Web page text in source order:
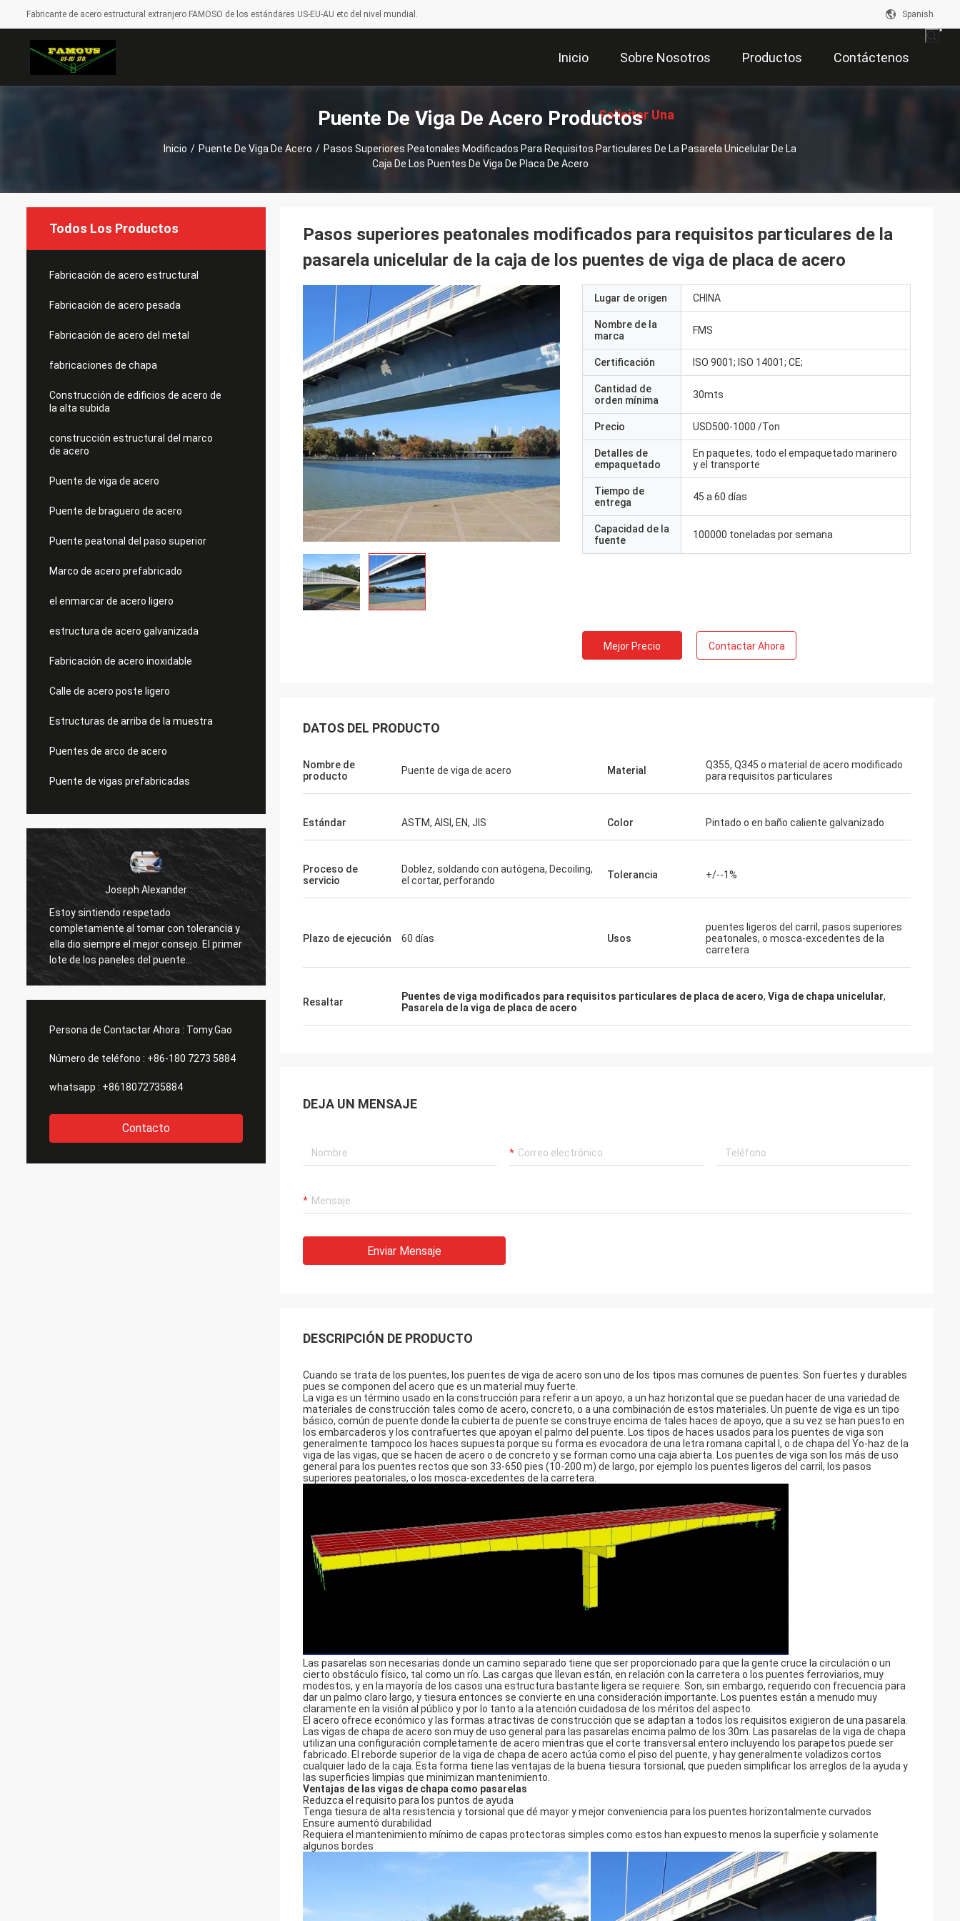
Fabricante de acero estructural extranjero FAMOSO de los estándares US-EU-AU etc del nivel mundial. Spanish
Inicio Sobre Nosotros Productos Contáctenos
Solicitar Una
Puente De Viga De Acero Productos
Inicio / Puente De Viga De Acero / Pasos Superiores Peatonales Modificados Para Requisitos Particulares De La Pasarela Unicelular De La
Caja De Los Puentes De Viga De Placa De Acero
Todos Los Productos
Fabricación de acero estructural
Fabricación de acero pesada
Fabricación de acero del metal
fabricaciones de chapa
Construcción de edificios de acero de
la alta subida
construcción estructural del marco
de acero
Puente de viga de acero
Puente de braguero de acero
Puente peatonal del paso superior
Marco de acero prefabricado
el enmarcar de acero ligero
estructura de acero galvanizada
Fabricación de acero inoxidable
Calle de acero poste ligero
Estructuras de arriba de la muestra
Puentes de arco de acero
Puente de vigas prefabricadas
Joseph Alexander
Estoy sintiendo respetado
completamente al tomar con tolerancia y
ella dio siempre el mejor consejo. El primer
lote de los paneles del puente
conseguidos es grande también. gracias
contestan a preguntas con la paciencia,
Persona de Contactar Ahora : Tomy.Gao
Número de teléfono : +86-180 7273 5884
whatsapp : +8618072735884
Contacto
Pasos superiores peatonales modificados para requisitos particulares de la
pasarela unicelular de la caja de los puentes de viga de placa de acero
Lugar de origen CHINA
Nombre de la
marca
FMS
Certificación ISO 9001; ISO 14001; CE;
Cantidad de
orden mínima
30mts
Precio USD500-1000 /Ton
Detalles de
empaquetado
En paquetes, todo el empaquetado marinero
y el transporte
Tiempo de
entrega
45 a 60 días
Capacidad de la
fuente
100000 toneladas por semana
Mejor Precio Contactar Ahora
DATOS DEL PRODUCTO
Nombre de
producto
Puente de viga de acero Material
Q355, Q345 o material de acero modificado
para requisitos particulares
Estándar ASTM, AISI, EN, JIS Color Pintado o en baño caliente galvanizado
Proceso de
servicio
Doblez, soldando con autógena, Decoiling,
el cortar, perforando
Tolerancia +/--1%
Plazo de ejecución 60 días Usos
puentes ligeros del carril, pasos superiores
peatonales, o mosca-excedentes de la
carretera
Resaltar Puentes de viga modificados para requisitos particulares de placa de acero, Viga de chapa unicelular,
Pasarela de la viga de placa de acero
DEJA UN MENSAJE
Enviar Mensaje
DESCRIPCIÓN DE PRODUCTO
Cuando se trata de los puentes, los puentes de viga de acero son uno de los tipos mas comunes de puentes. Son fuertes y durables
pues se componen del acero que es un material muy fuerte.
La viga es un término usado en la construcción para referir a un apoyo, a un haz horizontal que se puedan hacer de una variedad de
materiales de construcción tales como de acero, concreto, o a una combinación de estos materiales. Un puente de viga es un tipo
básico, común de puente donde la cubierta de puente se construye encima de tales haces de apoyo, que a su vez se han puesto en
los embarcaderos y los contrafuertes que apoyan el palmo del puente. Los tipos de haces usados para los puentes de viga son
generalmente tampoco los haces supuesta porque su forma es evocadora de una letra romana capital I, o de chapa del Yo-haz de la
viga de las vigas, que se hacen de acero o de concreto y se forman como una caja abierta. Los puentes de viga son los más de uso
general para los puentes rectos que son 33-650 pies (10-200 m) de largo, por ejemplo los puentes ligeros del carril, los pasos
superiores peatonales, o los mosca-excedentes de la carretera.
Las pasarelas son necesarias donde un camino separado tiene que ser proporcionado para que la gente cruce la circulación o un
cierto obstáculo físico, tal como un río. Las cargas que llevan están, en relación con la carretera o los puentes ferroviarios, muy
modestos, y en la mayoría de los casos una estructura bastante ligera se requiere. Son, sin embargo, requerido con frecuencia para
dar un palmo claro largo, y tiesura entonces se convierte en una consideración importante. Los puentes están a menudo muy
claramente en la visión al público y por lo tanto a la atención cuidadosa de los méritos del aspecto.
El acero ofrece económico y las formas atractivas de construcción que se adaptan a todos los requisitos exigieron de una pasarela.
Las vigas de chapa de acero son muy de uso general para las pasarelas encima palmo de los 30m. Las pasarelas de la viga de chapa
utilizan una configuración completamente de acero mientras que el corte transversal entero incluyendo los parapetos puede ser
fabricado. El reborde superior de la viga de chapa de acero actúa como el piso del puente, y hay generalmente voladizos cortos
cualquier lado de la caja. Esta forma tiene las ventajas de la buena tiesura torsional, que pueden simplificar los arreglos de la ayuda y
las superficies limpias que minimizan mantenimiento.
Ventajas de las vigas de chapa como pasarelas
Reduzca el requisito para los puntos de ayuda
Tenga tiesura de alta resistencia y torsional que dé mayor y mejor conveniencia para los puentes horizontalmente curvados
Ensure aumentó durabilidad
Requiera el mantenimiento mínimo de capas protectoras simples como estos han expuesto menos la superficie y solamente
algunos bordes